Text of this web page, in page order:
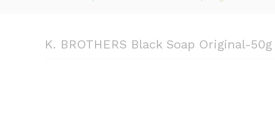
K. BROTHERS Black Soap Original-50g